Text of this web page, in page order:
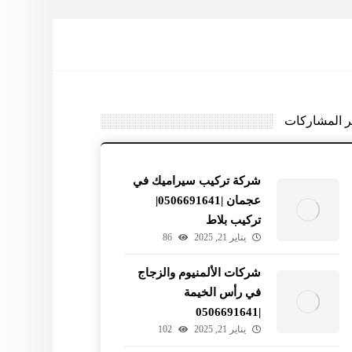
المشاركات
شركة تركيب سيراميك في
عجمان |0506691641|
تركيب بلاط
يناير 21, 2025 86
شركات الألمنيوم والزجاج
في رأس الخيمة
|0506691641
يناير 21, 2025 102